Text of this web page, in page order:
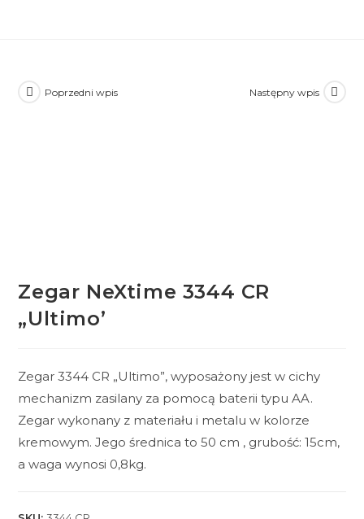
Poprzedni wpis Następny wpis
Zegar NeXtime 3344 CR
„Ultimo’
Zegar 3344 CR „Ultimo”, wyposażony jest w cichy
mechanizm zasilany za pomocą baterii typu AA.
Zegar wykonany z materiału i metalu w kolorze
kremowym. Jego średnica to 50 cm , grubość: 15cm,
a waga wynosi 0,8kg.